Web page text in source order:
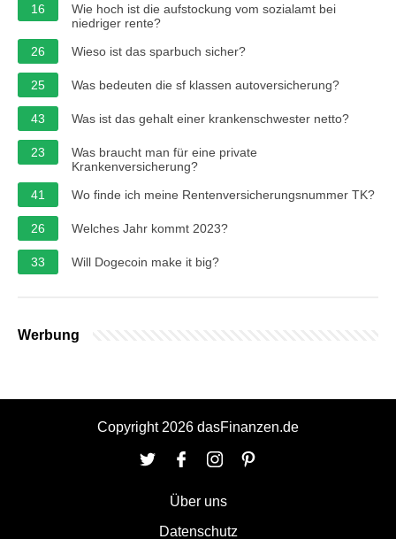
16
Wie hoch ist die aufstockung vom sozialamt bei
niedriger rente?
26
Wieso ist das sparbuch sicher?
25 Was bedeuten die sf klassen autoversicherung?
43 Was ist das gehalt einer krankenschwester netto?
23
Was braucht man für eine private
Krankenversicherung?
41
Wo finde ich meine Rentenversicherungsnummer TK?
26 Welches Jahr kommt 2023?
33 Will Dogecoin make it big?
Werbung
Copyright 2026 dasFinanzen.de
Über uns
Datenschutz